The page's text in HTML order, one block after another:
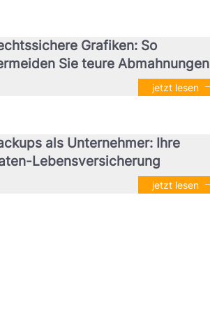
Grafiken: So
Sie teure Abmahnungen
jetzt lesen
als Unternehmer: Ihre
Lebensversicherung
jetzt lesen